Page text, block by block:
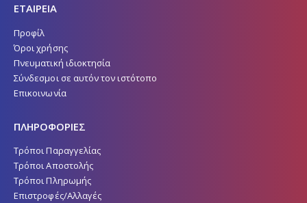
ΕΤΑΙΡΕΙΑ
Προφίλ
Όροι χρήσης
Πνευματική ιδιοκτησία
Σύνδεσμοι σε αυτόν τον ιστότοπο
Επικοινωνία
ΠΛΗΡΟΦΟΡΙΕΣ
Τρόποι Παραγγελίας
Τρόποι Αποστολής
Τρόποι Πληρωμής
Επιστροφές/Αλλαγές